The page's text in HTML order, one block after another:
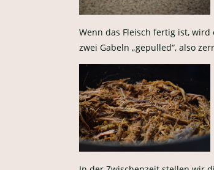
Wenn das Fleisch fertig ist,
zwei Gabeln „gepulled“, also